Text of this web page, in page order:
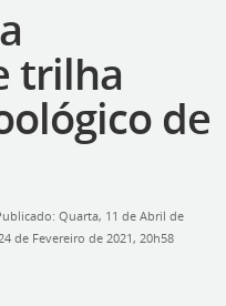
trilha
de
Quarta, 11 de Abril de
de Fevereiro de 2021, 20h58